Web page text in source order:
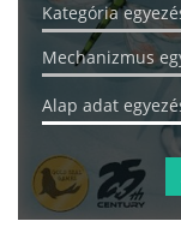
Kategória
Mechanizmus
Alap adat